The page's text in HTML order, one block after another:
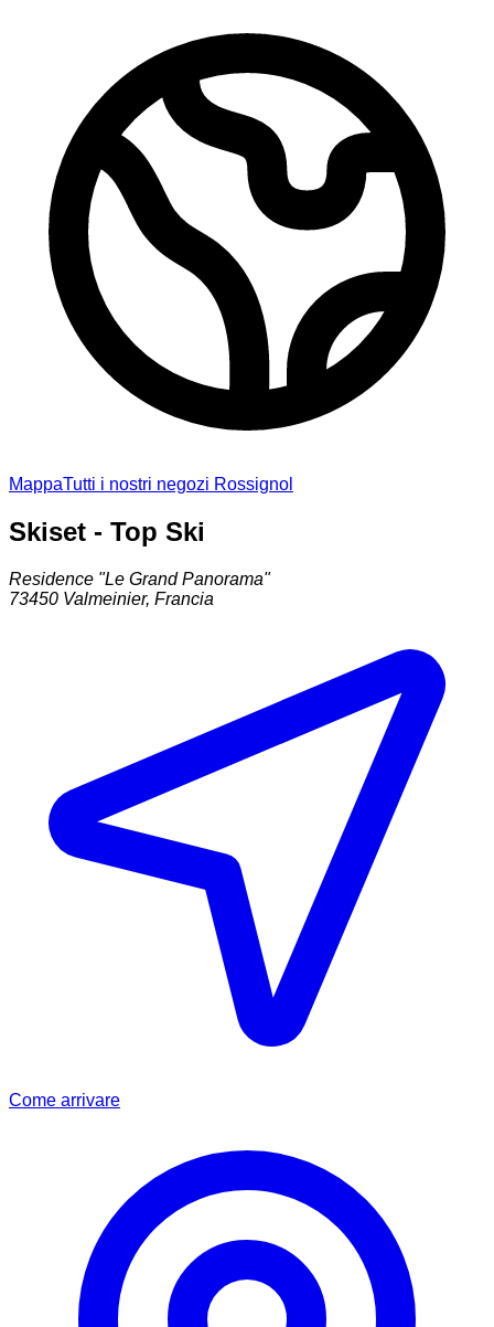
MappaTutti i nostri negozi Rossignol
Skiset - Top Ski
Residence "Le Grand Panorama"
73450 Valmeinier, Francia
Come arrivare